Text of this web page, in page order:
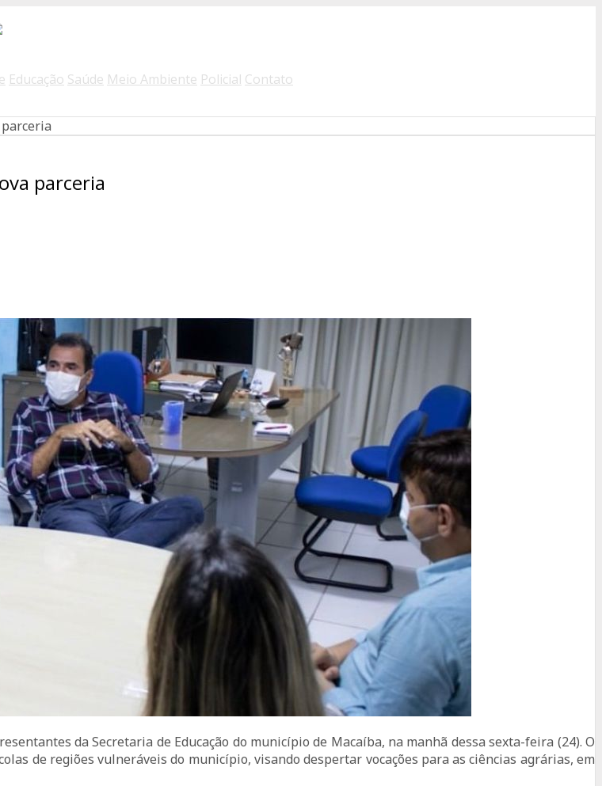
Educação Saúde Meio Ambiente Policial Contato
parceria
da Secretaria de Educação do município de Macaíba, na manhã dessa sexta-feira (24). O
de regiões vulneráveis do município, visando despertar vocações para as ciências agrárias, em